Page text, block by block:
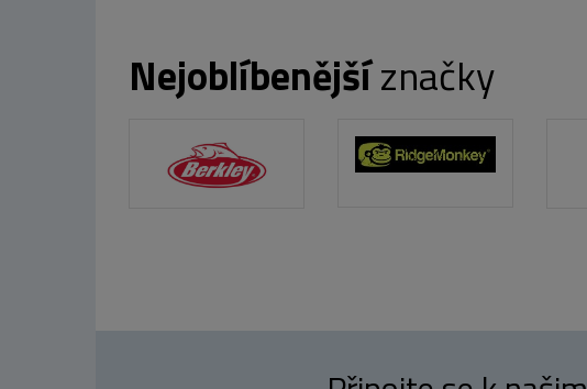
Nejoblíbenějšíznačky